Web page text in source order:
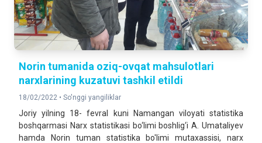
Norin tumanida oziq-ovqat mahsulotlari
narxlarining kuzatuvi tashkil etildi
18/02/2022 • So'nggi yangiliklar
Joriy yilning 18- fevral kuni Namangan viloyati statistika
boshqarmasi Narx statistikasi bo‘limi boshlig‘i A. Umataliyev
hamda Norin tuman statistika bo'limi mutaxassisi, narx